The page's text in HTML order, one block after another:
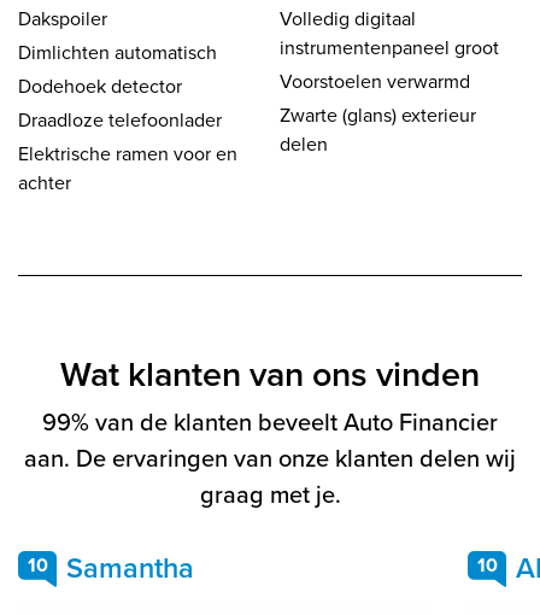
Dakspoiler
Dimlichten automatisch
Dodehoek detector
Draadloze telefoonlader
Elektrische ramen voor en
achter
Volledig digitaal
instrumentenpaneel groot
Voorstoelen verwarmd
Zwarte (glans) exterieur
delen
Wat klanten van ons vinden
99% van de klanten beveelt Auto Financier
aan. De ervaringen van onze klanten delen wij
graag met je.
10 Samantha 10